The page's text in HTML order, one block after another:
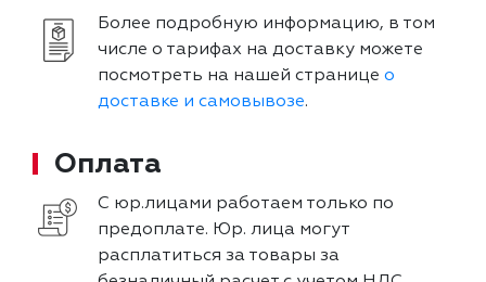
Более подробную информацию, в том
числе о тарифах на доставку можете
посмотреть на нашей странице о
доставке и самовывозе.
Оплата
С юр.лицами работаем только по
предоплате. Юр. лица могут
расплатиться за товары за